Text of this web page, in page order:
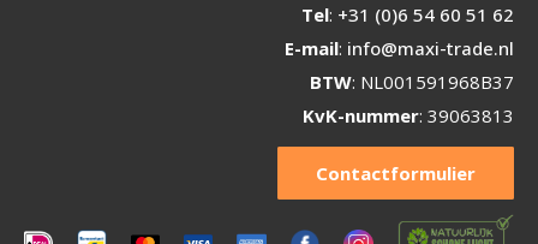
Tel: +31 (0)6 54 60 51 62
E-mail: info@maxi-trade.nl
BTW: NL001591968B37
KvK-nummer: 39063813
Contactformulier